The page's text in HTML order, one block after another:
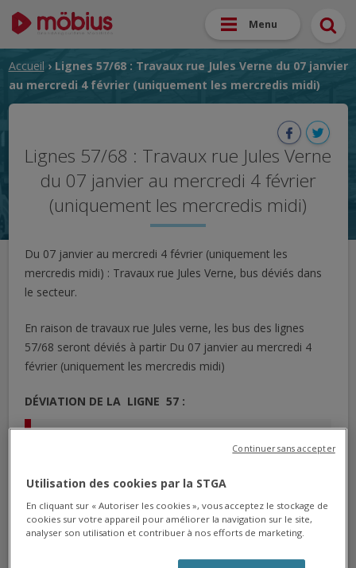
Menu
Accueil › Lignes 57/68 : Travaux rue Jules Verne du 07 janvier
au mercredi 4 février (uniquement les mercredis midi)
Lignes 57/68 : Travaux rue Jules Verne
du 07 janvier au mercredi 4 février
(uniquement les mercredis midi)
Du 07 janvier au mercredi 4 février (uniquement les
mercredis midi) : Travaux rue Jules Verne, bus déviés dans
le secteur.
En raison de travaux rue Jules verne, les bus des lignes
57/68 seront déviés à partir Du 07 janvier au mercredi 4
février (uniquement les mercredis midi)
DÉVIATION DE LA LIGNE 57 :
chatains" , "La champagnolle", et "Verne"
Nous vous invitons à vous reporteraux arrêts
Utilisation des cookies par la STGA
En cliquant sur « Autoriser les cookies », vous acceptez le stockage de
cookies sur votre appareil pour améliorer la navigation sur le site,
analyser son utilisation et contribuer à nos efforts de marketing.
Continuer sans accepter